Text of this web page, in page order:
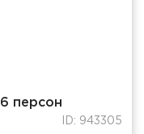
персон
ID: 943305